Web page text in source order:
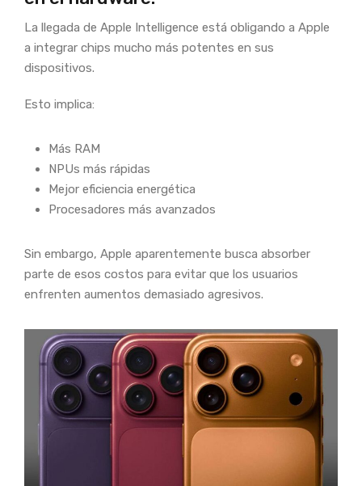
La llegada de Apple Intelligence está obligando a Apple
a integrar chips mucho más potentes en sus
dispositivos.
Esto implica:
Más RAM
NPUs más rápidas
Mejor eficiencia energética
Procesadores más avanzados
Sin embargo, Apple aparentemente busca absorber
parte de esos costos para evitar que los usuarios
enfrenten aumentos demasiado agresivos.